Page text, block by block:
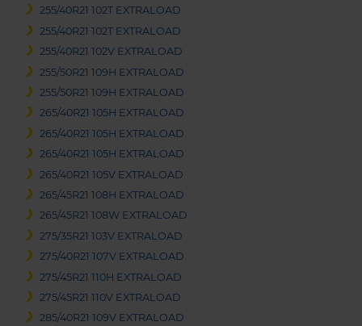
255/40R21 102T EXTRALOAD
255/40R21 102T EXTRALOAD
255/40R21 102V EXTRALOAD
255/50R21 109H EXTRALOAD
255/50R21 109H EXTRALOAD
265/40R21 105H EXTRALOAD
265/40R21 105H EXTRALOAD
265/40R21 105H EXTRALOAD
265/40R21 105V EXTRALOAD
265/45R21 108H EXTRALOAD
265/45R21 108W EXTRALOAD
275/35R21 103V EXTRALOAD
275/40R21 107V EXTRALOAD
275/45R21 110H EXTRALOAD
275/45R21 110V EXTRALOAD
285/40R21 109V EXTRALOAD